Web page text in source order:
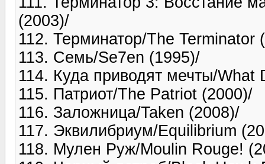
(2003)/
112. Терминатор/The Terminator
113. Семь/Se7en (1995)/
114. Куда приводят мечты/What
115. Патриот/The Patriot (2000)/
116. Заложница/Taken (2008)/
117. Эквилибриум/Equilibrium
118. Мулен Руж/Moulin Rouge!